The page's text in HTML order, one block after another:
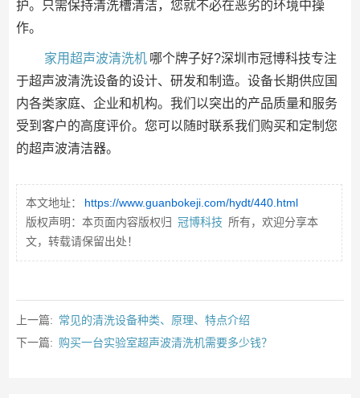
护。只需保持清洗槽清洁，您就不必在恶劣的环境中操
作。
家用超声波清洗机 哪个牌子好?深圳市冠博科技专注
于超声波清洗设备的设计、研发和制造。设备长期供应国
内各类家庭、企业和机构。我们以突出的产品质量和服务
受到客户的高度评价。您可以随时联系我们购买和定制您
的超声波清洁器。
本文地址：
https://www.guanbokeji.com/hydt/440.html
版权声明：本页面内容版权归 冠博科技 所有，欢迎分享本
文，转载请保留出处！
上一篇: 常见的清洗设备种类、原理、特点介绍
下一篇: 购买一台实验室超声波清洗机需要多少钱？